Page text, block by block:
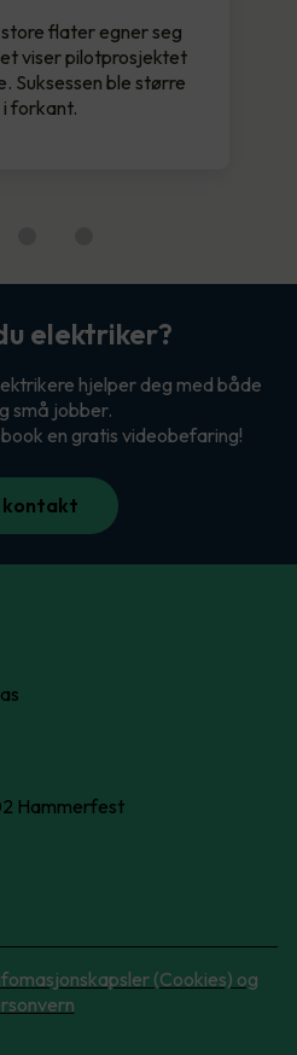
flater egner seg
viser pilotprosjektet
Suksessen ble større
i forkant.
elektriker?
hjelper deg med både
små jobber.
en gratis videobefaring!
kontakt
Hammerfest
(Cookies) og